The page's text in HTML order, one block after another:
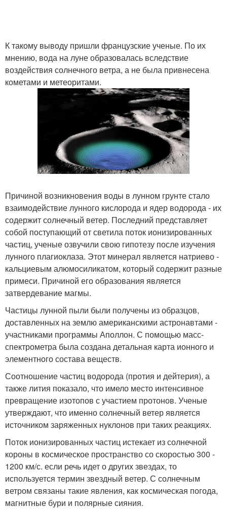
К такому выводу пришли французские ученые. По их
мнению, вода на луне образовалась вследствие
воздействия солнечного ветра, а не была привнесена
кометами и метеоритами.
Причиной возникновения воды в лунном грунте стало
взаимодействие лунного кислорода и ядер водорода - их
содержит солнечный ветер. Последний представляет
собой поступающий от светила поток ионизированных
частиц, ученые озвучили свою гипотезу после изучения
лунного плагиоклаза. Этот минерал является натриево -
кальциевым алюмосиликатом, который содержит разные
примеси. Причиной его образования является
затвердевание магмы.
Частицы лунной пыли были получены из образцов,
доставленных на землю американскими астронавтами -
участниками программы Аполлон. С помощью масс-
спектрометра была создана детальная карта ионного и
элементного состава веществ.
Соотношение частиц водорода (протия и дейтерия), а
также лития показало, что имело место интенсивное
превращение изотопов с участием протонов. Ученые
утверждают, что именно солнечный ветер является
источником заряженных нуклонов при таких реакциях.
Поток ионизированных частиц истекает из солнечной
короны в космическое пространство со скоростью 300 -
1200 км/с. если речь идет о других звездах, то
используется термин звездный ветер. С солнечным
ветром связаны такие явления, как космическая погода,
магнитные бури и полярные сияния.